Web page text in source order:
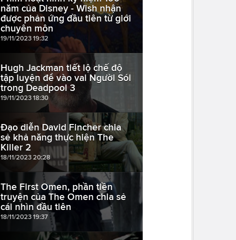
năm của Disney - Wish nhận
được phản ứng đầu tiên từ giới
chuyên môn
19/11/2023 19:32
Hugh Jackman tiết lộ chế độ
tập luyện để vào vai Người Sói
trong Deadpool 3
19/11/2023 18:30
Đạo diễn David Fincher chia
sẻ khả năng thực hiện The
Killer 2
18/11/2023 20:28
The First Omen, phần tiền
truyện của The Omen chia sẻ
cái nhìn đầu tiên
18/11/2023 19:37